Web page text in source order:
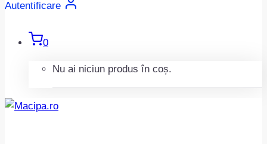
Autentificare
0
Nu ai niciun produs în coș.